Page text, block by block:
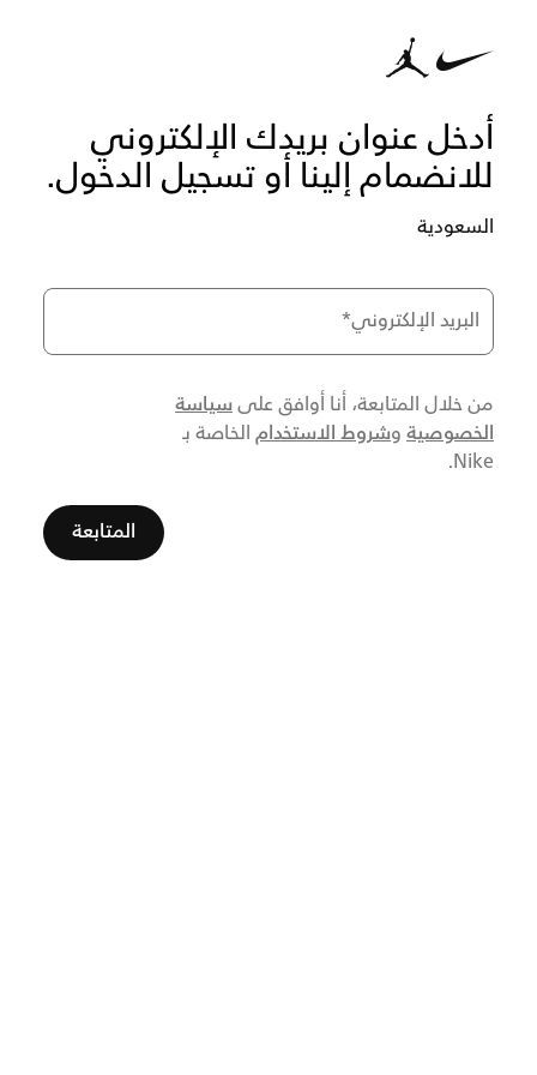
أدخل عنوان بريدك الإلكتروني
للانضمام إلينا أو تسجيل الدخول.
السعودية
البريد الإلكتروني*
من خلال المتابعة، أنا أوافق علىسياسة
الخصوصية وشروط الاستخدام الخاصة بـ
Nike.
المتابعة